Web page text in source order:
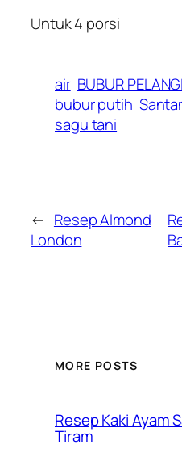
Untuk 4 porsi
air BUBUR PELANGI
bubur putih
sagu tani
← Resep Almond
London
MORE POSTS
Resep Kaki Ayam
Tiram